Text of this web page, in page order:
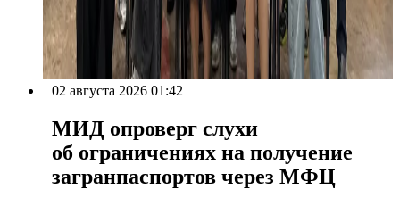
02 августа 2026 01:42
МИД опроверг слухи
об ограничениях на получение
загранпаспортов через МФЦ